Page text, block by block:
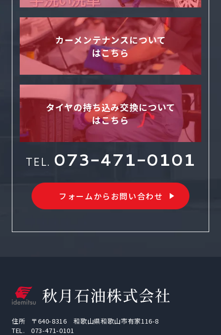
カーメンテナンスについて
はこちら
タイヤの持ち込み交換について
はこちら
TEL. 073-471-0101
フォームからお問い合わせ
住所
〒640-8316 和歌山県和歌山市有家116-8
TEL.
073-471-0101